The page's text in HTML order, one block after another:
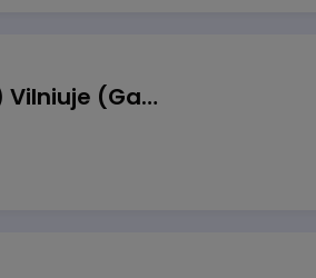
Užsakymų komplektuotojas (-a) Vilniuje (Gariūnai)